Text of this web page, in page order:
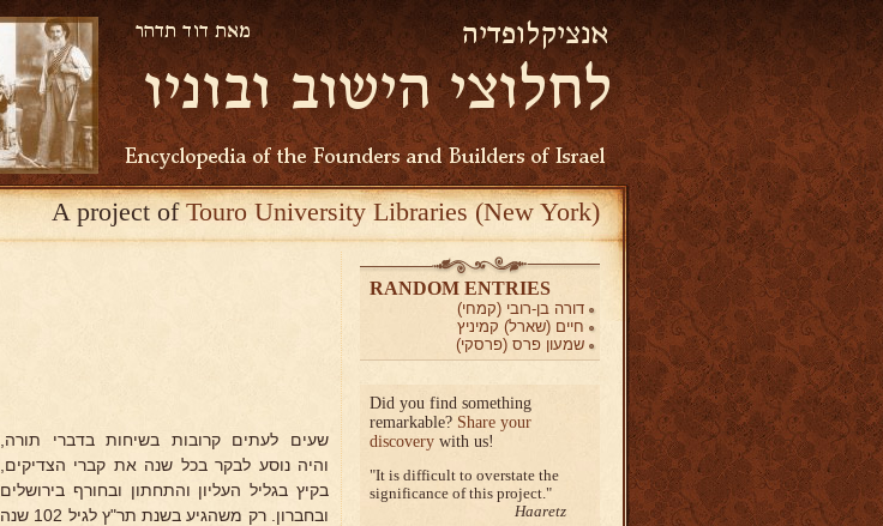
A project ofTouro University Libraries (New York)
שעים לעתים קרובות בשיחות בדברי תורה,
והיה נוסע לבקר בכל שנה את קברי הצדיקים,
בקיץ בגליל העליון והתחתון ובחורף בירושלים
ובחברון. רק משהגיע בשנת תר"ץ לגיל 102 שנה
RANDOM ENTRIES
דורה בן-רובי (קמחי)
חיים (שארל) קמיניץ
שמעון פרס (פרסקי)
Did you find something
remarkable? Share your
discovery with us!
It is difficult to overstate the
significance of this project.
Haaretz